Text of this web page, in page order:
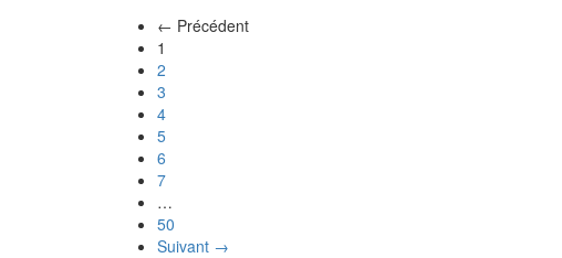
← Précédent
1
2
3
4
5
6
7
…
50
Suivant →